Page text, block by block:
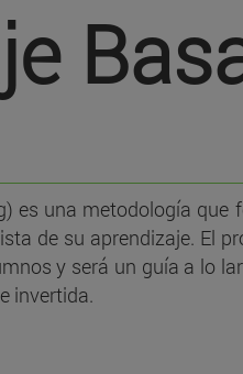
es una metodología que
de su aprendizaje. El
y será un guía a lo
invertida.